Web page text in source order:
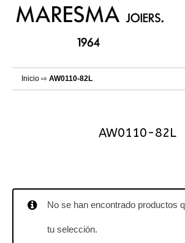
Inicio ⇨ AW0110-82L
AW0110-82L
No se han encontrado productos
tu selección.